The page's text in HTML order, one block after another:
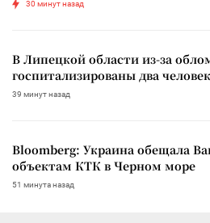
30 минут назад
В Липецкой области из-за
госпитализированы два
39 минут назад
Bloomberg: Украина обещала
объектам КТК в Черном море
51 минута назад